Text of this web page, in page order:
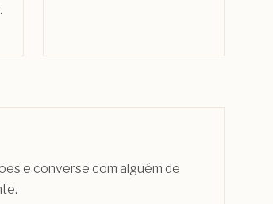
e converse com alguém de